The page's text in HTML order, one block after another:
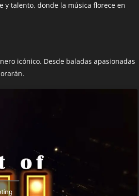
y talento, donde la música florece en
icónico. Desde baladas apasionadas